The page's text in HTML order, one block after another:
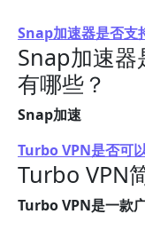
Snap加速器是否支
Snap加速器
有哪些？
Snap加速
Turbo VPN是否可
Turbo VPN
Turbo VPN是一款